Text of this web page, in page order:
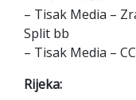
– Tisak Media –
Split bb
– Tisak Media –
Rijeka: